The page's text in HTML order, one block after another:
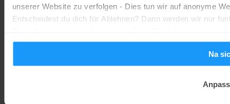
unserer Website zu verfolgen - Dies tun wir auf anonyme
Entscheidest du dich für Ablehnen? Dann werden wir nur
Na